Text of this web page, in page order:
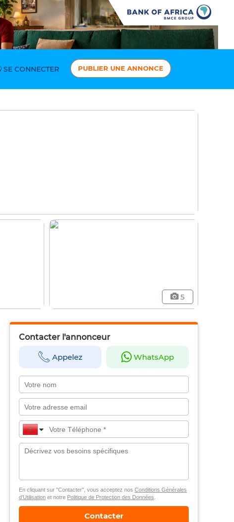
SE CONNECTER PUBLIER UNE ANNONCE
5
Contacter l'annonceur
Appelez WhatsApp
En cliquant sur "Contacter", vous acceptez nos Conditions Générales
d’Utilisationet notre Politique de Protection des Données
Contacter